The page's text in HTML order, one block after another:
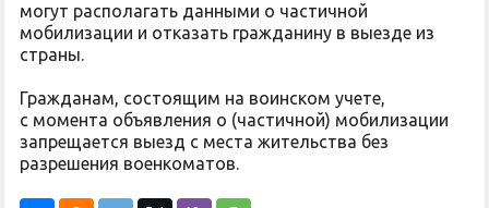
могут располагать данными о частичной
мобилизации и отказать гражданину в выезде из
страны.
Гражданам, состоящим на воинском учете,
с момента объявления о (частичной) мобилизации
запрещается выезд с места жительства без
разрешения военкоматов.